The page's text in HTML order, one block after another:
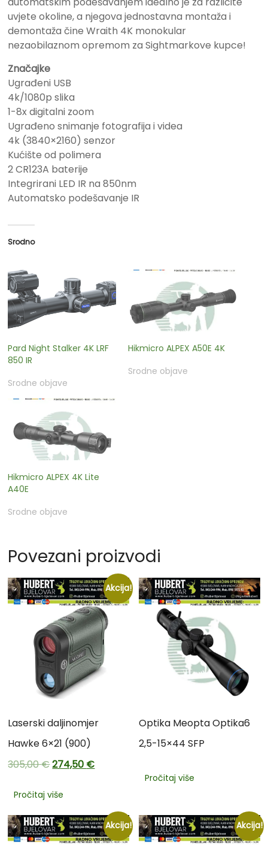
uvjete okoline, a njegova jednostavna montaža i
demontaža čine Wraith 4K monokular
nezaobilaznom opremom za Sightmarkove kupce!
Značajke
Ugrađeni USB
4k/1080p slika
1-8x digitalni zoom
Ugrađeno snimanje fotografija i videa
4k (3840×2160) senzor
Kućište od polimera
2 CR123A baterije
Integrirani LED IR na 850nm
Automatsko podešavanje IR
Srodno
Pard Night Stalker 4K LRF
850 IR
Srodne objave
Hikmicro ALPEX A50E 4K
Srodne objave
Hikmicro ALPEX 4K Lite
A40E
Srodne objave
Povezani proizvodi
Akcija!
Laserski daljinomjer
Hawke 6×21 (900)
305,00€274,50 €
Pročitaj više
Optika Meopta Optika6
2,5-15×44 SFP
Pročitaj više
Akcija! Akcija!